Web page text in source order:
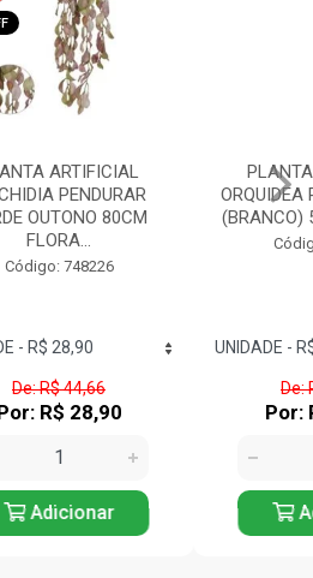
35% OFF
PLANTA ARTIFICIAL
ORQUIDEA PHALAENOPSIS
(BRANCO) 55CM FLORAR...
Por: R$ 13,90
Adicionar